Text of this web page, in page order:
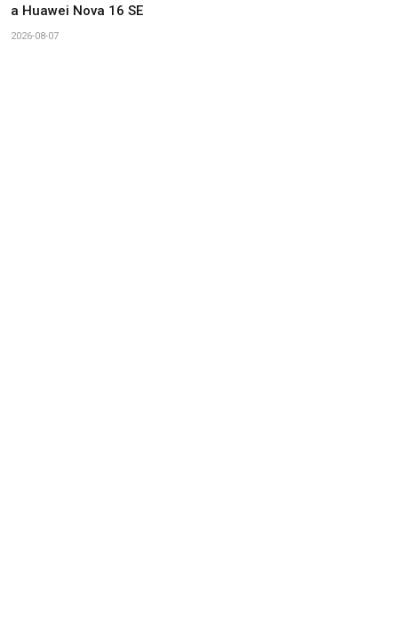
a Huawei Nova 16 SE
2026-08-07